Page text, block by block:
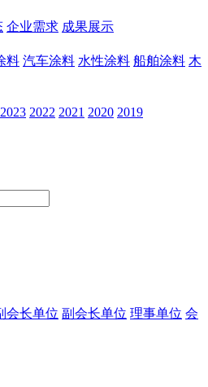
企业需求 成果展示
料 汽车涂料 水性涂料 船舶涂料 木
2023 2022 2021 2020 2019
会长单位 副会长单位 理事单位 会